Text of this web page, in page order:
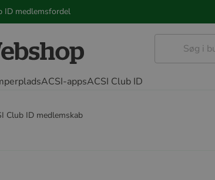
ID medlemsfordel
ACSI-appsACSI Club ID
Club ID medlemskab